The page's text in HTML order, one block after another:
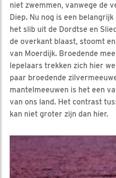
niet zwemmen, vanwege de
Diep. Nu nog is een
het slib uit de Dordtse en
de overkant blaast, stoomt
van Moerdijk. Broedende
lepelaars trekken zich hier
paar broedende
mantelmeeuwen is het een
van ons land. Het contrast
kan niet groter zijn dan hier.